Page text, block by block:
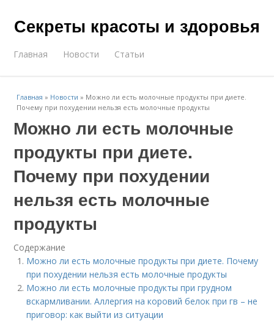
Секреты красоты и здоровья
Главная Новости Статьи
Главная » Новости » Можно ли есть молочные продукты при диете.
Почему при похудении нельзя есть молочные продукты
Можно ли есть молочные
продукты при диете.
Почему при похудении
нельзя есть молочные
продукты
Содержание
Можно ли есть молочные продукты при диете. Почему
при похудении нельзя есть молочные продукты
Можно ли есть молочные продукты при грудном
вскармливании. Аллергия на коровий белок при гв – не
приговор: как выйти из ситуации